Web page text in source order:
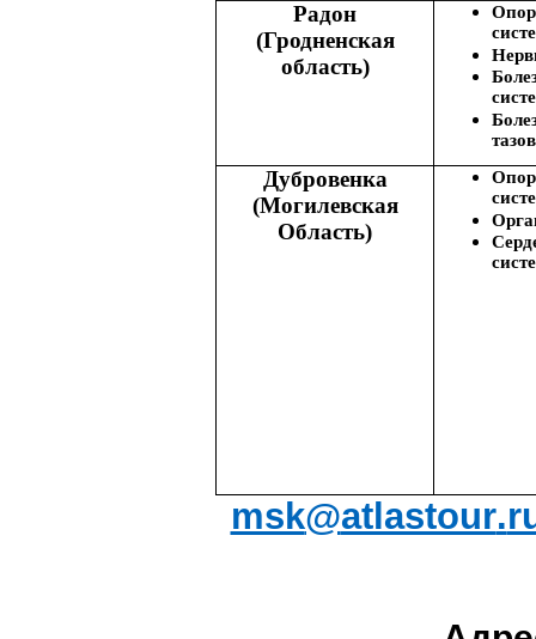
Радон
(Гродненская
область)
Дубровенка
(Могилевская
Область)
msk@atlastour.